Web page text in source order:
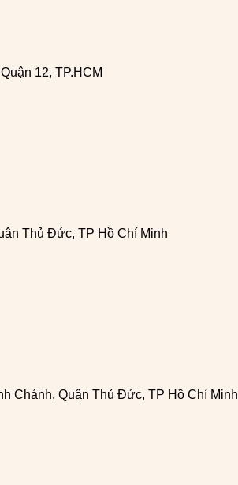
12, TP.HCM
Thủ Đức, TP Hồ Chí Minh
Chánh, Quận Thủ Đức, TP Hồ Chí Minh